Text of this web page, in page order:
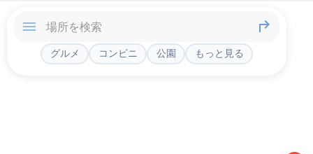
グルメ コンビニ 公園 もっと見る